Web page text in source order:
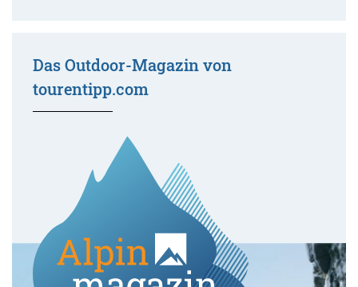
Das Outdoor-Magazin von
tourentipp.com